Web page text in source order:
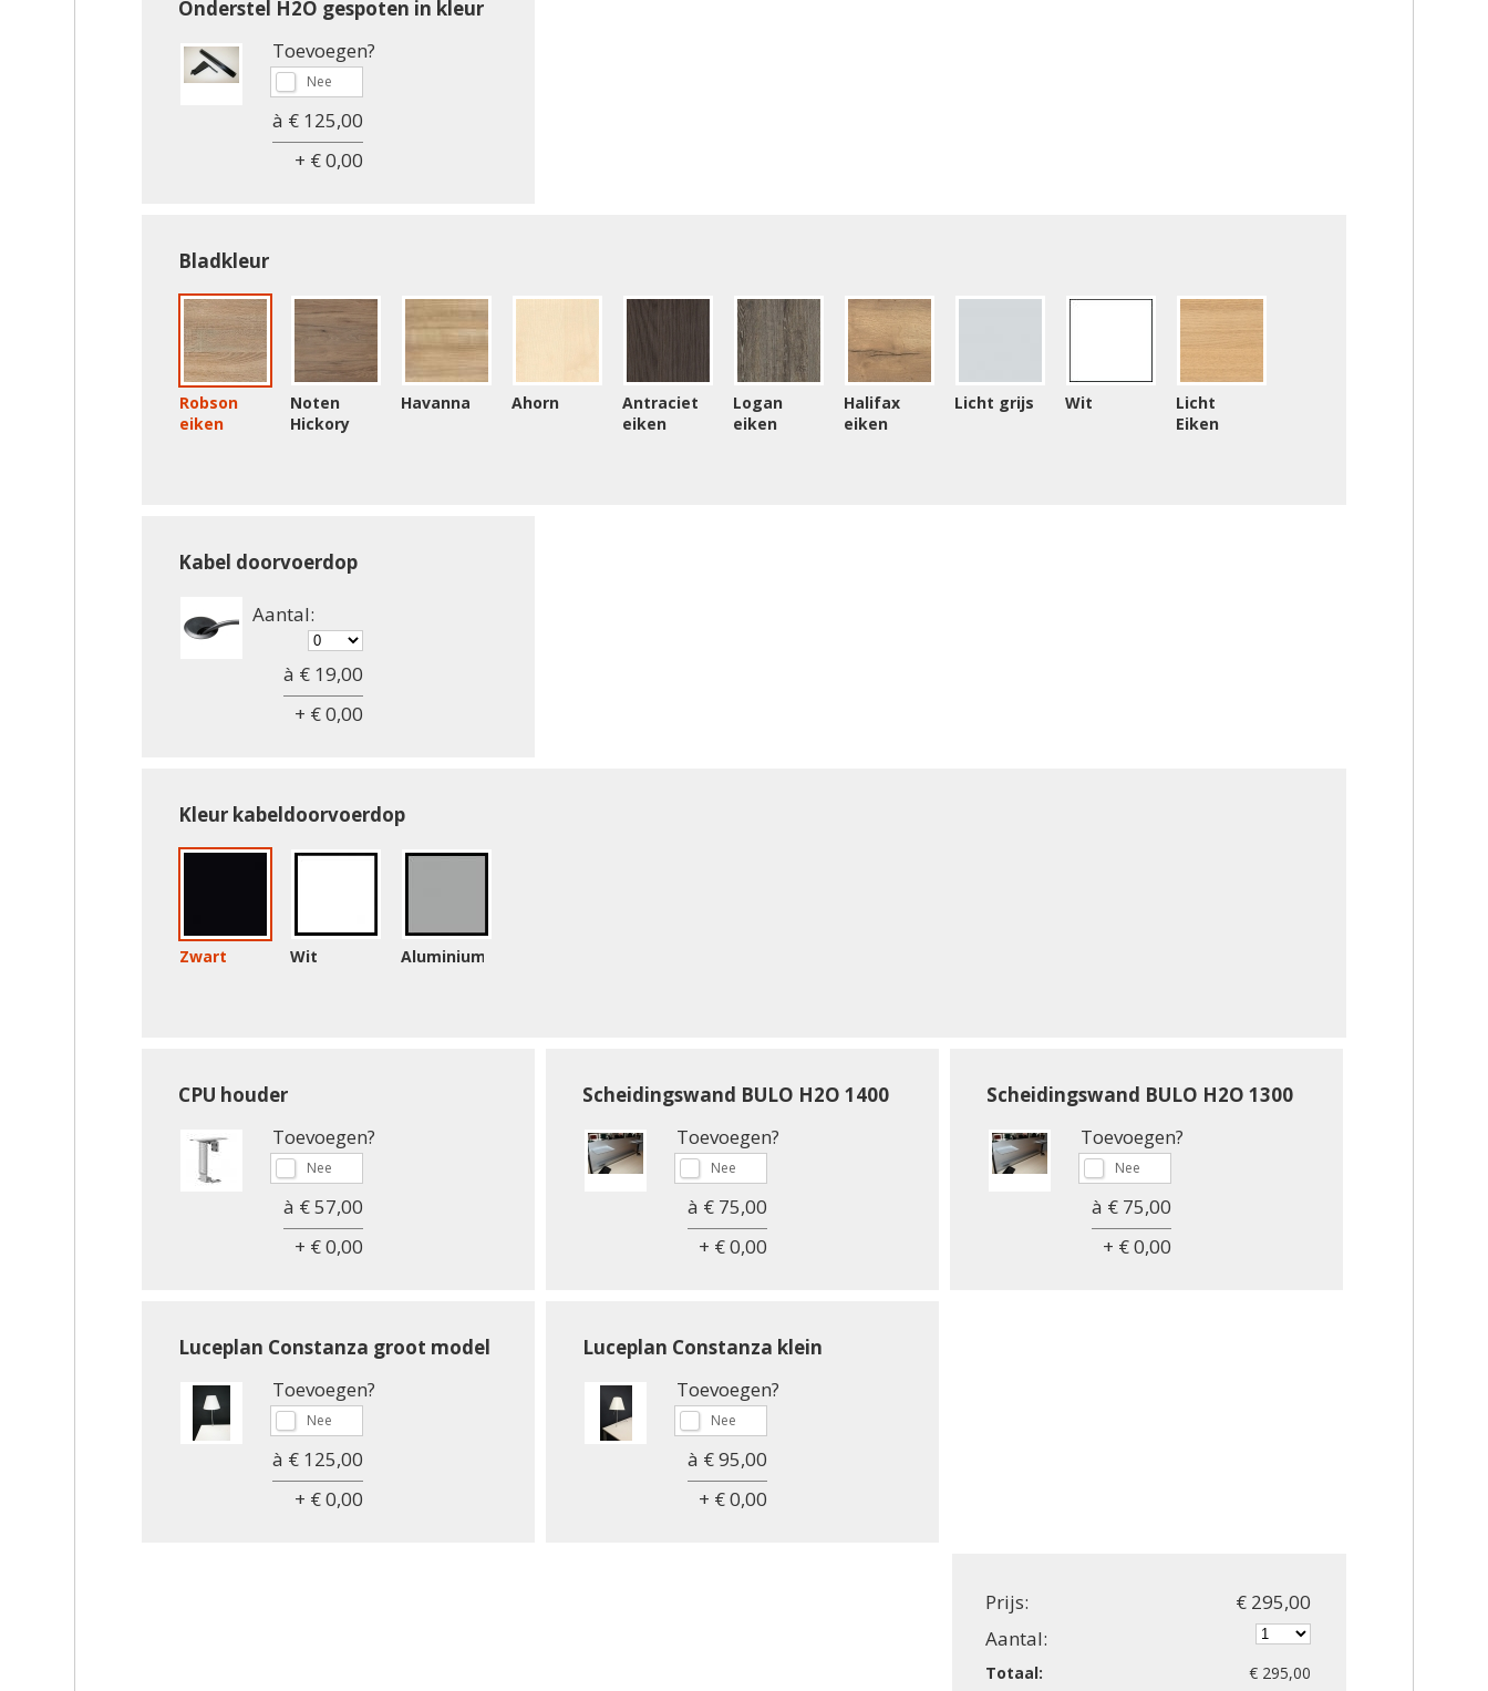
Onderstel H2O gespoten in kleur
Toevoegen?
à € 125,00
+ € 0,00
Bladkleur
Robson
eiken
Noten
Hickory
Havanna Ahorn
Antraciet
eiken
Logan
eiken
Halifax
eiken
Licht grijs Wit
Licht
Eiken
Kabel doorvoerdop
Aantal:
à € 19,00
+ € 0,00
Kleur kabeldoorvoerdop
Zwart Wit Aluminium
CPU houder
Toevoegen?
à € 57,00
+ € 0,00
Scheidingswand BULO H2O 1400
Toevoegen?
à € 75,00
+ € 0,00
Scheidingswand BULO H2O 1300
Toevoegen?
à € 75,00
+ € 0,00
Luceplan Constanza groot model
Toevoegen?
à € 125,00
+ € 0,00
Luceplan Constanza klein
Toevoegen?
à € 95,00
+ € 0,00
Prijs:
€ 295,00
Aantal:
Totaal: € 295,00